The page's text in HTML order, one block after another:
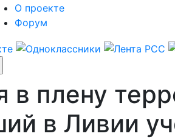
О проекте
Форум
плену
в Ливии